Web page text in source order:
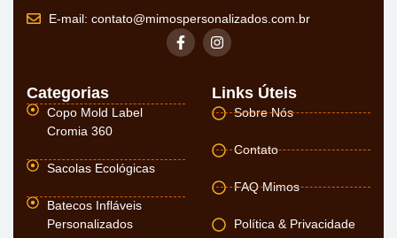
E-mail: contato@mimospersonalizados.com.br
Categorias
Copo Mold Label
Cromia 360
Sacolas Ecológicas
Batecos Infláveis
Personalizados
Links Úteis
Sobre Nós
Contato
FAQ Mimos
Política & Privacidade